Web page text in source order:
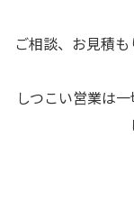
ご相談、お見積
しつこい営業は